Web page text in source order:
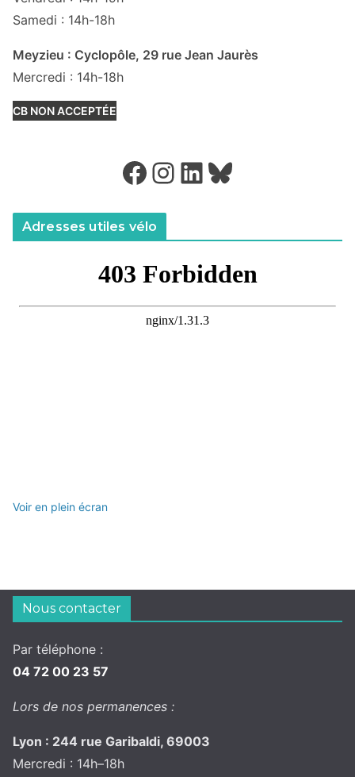
Samedi : 14h-18h
Meyzieu : Cyclopôle, 29 rue Jean Jaurès
Mercredi : 14h-18h
CB NON ACCEPTÉE
Facebook Instagram LinkedIn Bluesky
Adresses utiles vélo
Voir en plein écran
Nous contacter
Par téléphone :
04 72 00 23 57
Lors de nos permanences :
Lyon : 244 rue Garibaldi, 69003
Mercredi : 14h–18h